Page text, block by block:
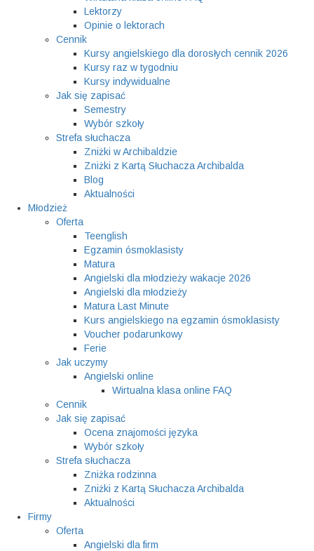
Lektorzy
Opinie o lektorach
Cennik
Kursy angielskiego dla dorosłych cennik 2026
Kursy raz w tygodniu
Kursy indywidualne
Jak się zapisać
Semestry
Wybór szkoły
Strefa słuchacza
Zniżki w Archibaldzie
Zniżki z Kartą Słuchacza Archibalda
Blog
Aktualności
Młodzież
Oferta
Teenglish
Egzamin ósmoklasisty
Matura
Angielski dla młodzieży wakacje 2026
Angielski dla młodzieży
Matura Last Minute
Kurs angielskiego na egzamin ósmoklasisty
Voucher podarunkowy
Ferie
Jak uczymy
Angielski online
Wirtualna klasa online FAQ
Cennik
Jak się zapisać
Ocena znajomości języka
Wybór szkoły
Strefa słuchacza
Zniżka rodzinna
Zniżki z Kartą Słuchacza Archibalda
Aktualności
Firmy
Oferta
Angielski dla firm